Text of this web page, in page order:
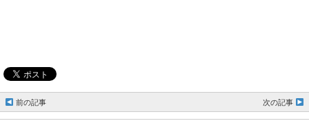
前の記事 次の記事